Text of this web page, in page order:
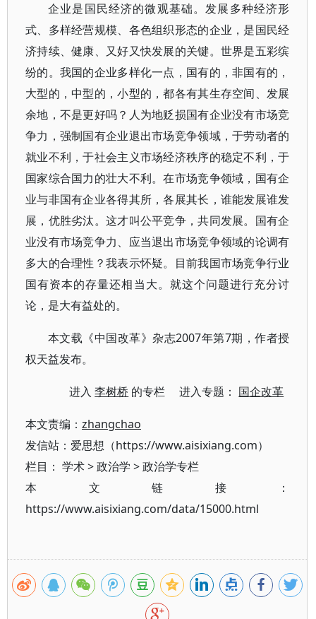
企业是国民经济的微观基础。发展多种经济形
式、多样经营规模、各色组织形态的企业，是国民经
济持续、健康、又好又快发展的关键。世界是五彩缤
纷的。我国的企业多样化一点，国有的，非国有的，
大型的，中型的，小型的，都各有其生存空间、发展
余地，不是更好吗？人为地贬损国有企业没有市场竞
争力，强制国有企业退出市场竞争领域，于劳动者的
就业不利，于社会主义市场经济秩序的稳定不利，于
国家综合国力的壮大不利。在市场竞争领域，国有企
业与非国有企业各得其所，各展其长，谁能发展谁发
展，优胜劣汰。这才叫公平竞争，共同发展。国有企
业没有市场竞争力、应当退出市场竞争领域的论调有
多大的合理性？我表示怀疑。目前我国市场竞争行业
国有资本的存量还相当大。就这个问题进行充分讨
论，是大有益处的。
本文载《中国改革》杂志2007年第7期，作者授
权天益发布。
进入李树桥 的专栏 进入专题： 国企改革
本文责编： zhangchao
发信站：爱思想（https://www.aisixiang.com）
栏目： 学术>政治学 >政治学专栏
本文链接：
https://www.aisixiang.com/data/15000.html